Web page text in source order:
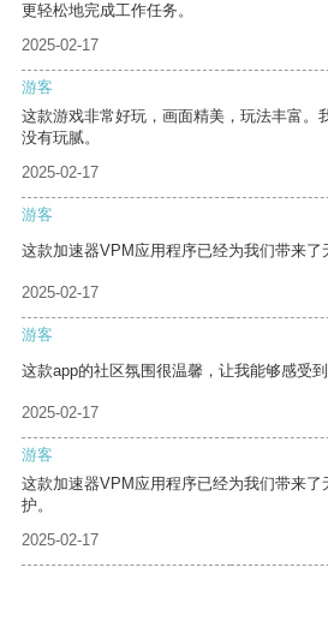
更轻松地完成工作任务。
2025-02-17
游客
这款游戏非常好玩，画面精美，玩法丰富。
没有玩腻。
2025-02-17
游客
这款加速器VPM应用程序已经为我们带来了
2025-02-17
游客
这款app的社区氛围很温馨，让我能够感受到
2025-02-17
游客
这款加速器VPM应用程序已经为我们带来
护。
2025-02-17